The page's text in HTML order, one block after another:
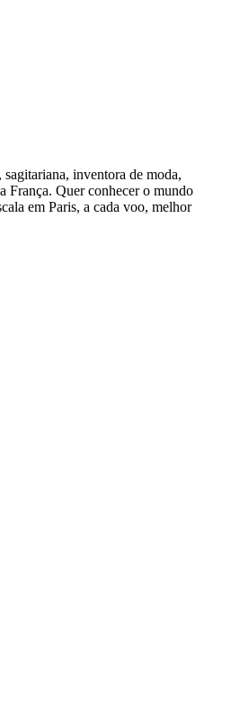
inventora de moda,
França. Quer conhecer o mundo
em Paris, a cada voo, melhor